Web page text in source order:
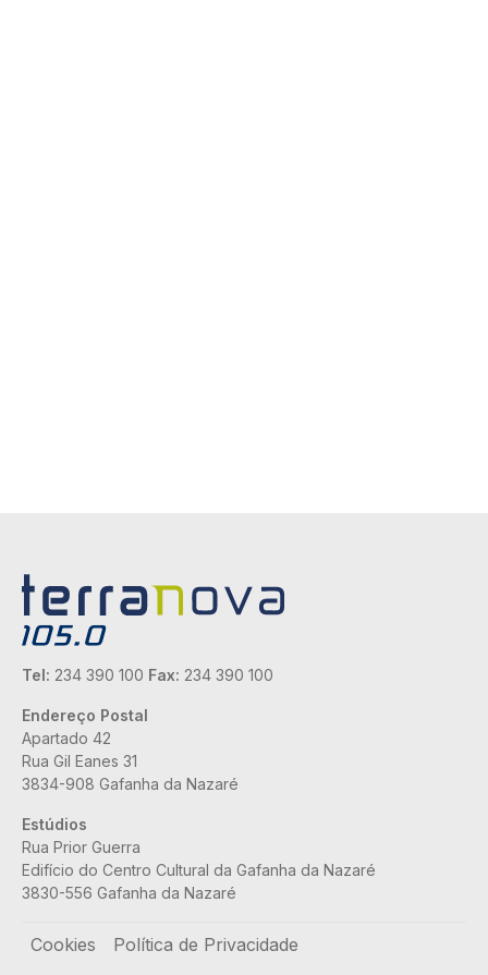
Tel: 234 390 100 Fax: 234 390 100
Endereço Postal
Apartado 42
Rua Gil Eanes 31
3834-908 Gafanha da Nazaré
Estúdios
Rua Prior Guerra
Edifício do Centro Cultural da Gafanha da Nazaré
3830-556 Gafanha da Nazaré
Rodapé
Cookies Política de Privacidade